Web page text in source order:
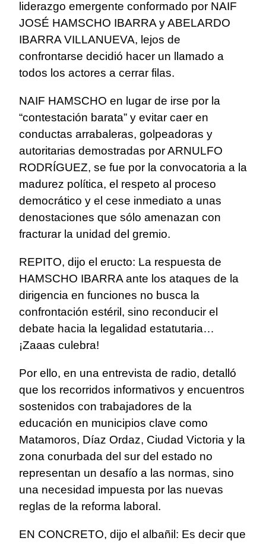
liderazgo emergente conformado por NAIF
JOSÉ HAMSCHO IBARRA y ABELARDO
IBARRA VILLANUEVA, lejos de
confrontarse decidió hacer un llamado a
todos los actores a cerrar filas.
NAIF HAMSCHO en lugar de irse por la
“contestación barata” y evitar caer en
conductas arrabaleras, golpeadoras y
autoritarias demostradas por ARNULFO
RODRÍGUEZ, se fue por la convocatoria a la
madurez política, el respeto al proceso
democrático y el cese inmediato a unas
denostaciones que sólo amenazan con
fracturar la unidad del gremio.
REPITO, dijo el eructo: La respuesta de
HAMSCHO IBARRA ante los ataques de la
dirigencia en funciones no busca la
confrontación estéril, sino reconducir el
debate hacia la legalidad estatutaria…
¡Zaaas culebra!
Por ello, en una entrevista de radio, detalló
que los recorridos informativos y encuentros
sostenidos con trabajadores de la
educación en municipios clave como
Matamoros, Díaz Ordaz, Ciudad Victoria y la
zona conurbada del sur del estado no
representan un desafío a las normas, sino
una necesidad impuesta por las nuevas
reglas de la reforma laboral.
EN CONCRETO, dijo el albañil: Es decir que